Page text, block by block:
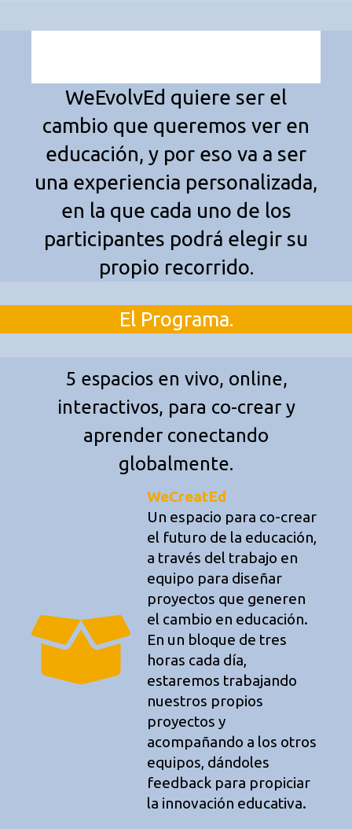
WeEvolvEd quiere ser el
cambio que queremos ver en
educación, y por eso va a ser
una experiencia personalizada,
en la que cada uno de los
participantes podrá elegir su
propio recorrido.
El Programa.
5 espacios en vivo, online,
interactivos, para co-crear y
aprender conectando
globalmente.
WeCreatEd
Un espacio para co-crear
el futuro de la educación,
a través del trabajo en
equipo para diseñar
proyectos que generen
el cambio en educación.
En un bloque de tres
horas cada día,
estaremos trabajando
nuestros propios
proyectos y
acompañando a los otros
equipos, dándoles
feedback para propiciar
la innovación educativa.